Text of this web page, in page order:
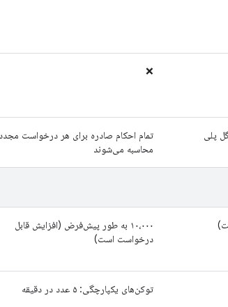
❌
پلی
تمام احکام صادره برای هر درخواست
محاسبه می‌شوند
۱۰،۰۰۰ به طور پیش‌فرض (افزایش قابل
درخواست است)
توکن‌های یکپارچگی: ۵ عدد در دقیقه